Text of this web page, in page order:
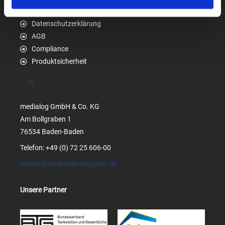
Impressum
Datenschutzerklärung
AGB
Compliance
Produktsicherheit
Suchen
medialog GmbH & Co. KG
Am Bollgraben 1
76534 Baden-Baden
Telefon: +49 (0) 72 25 606-00
service@tankstelle-magazin.de
Unsere Partner